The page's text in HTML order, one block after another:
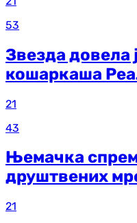
53
Звезда довела
кошаркаша
21
43
Њемачка
друштвених
21